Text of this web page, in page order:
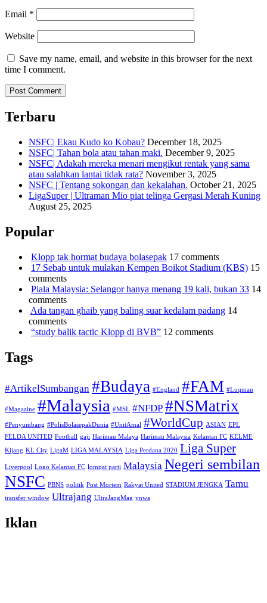
Email *
Website
Save my name, email, and website in this browser for the next
time I comment.
Terbaru
NSFC| Ekau Kudo ko Kobau? December 18, 2025
NSFC| Tahan bola atau tahan maki. December 9, 2025
NSFC| Adakah mereka menari mengikut rentak yang sama
atau salahkan lantai tidak rata? November 3, 2025
NSFC | Tentang sokongan dan kekalahan. October 21, 2025
LigaSuper | Ultraman Mio piat telinga Gergasi Merah Kuning
August 25, 2025
Popular
Klopp tak hormat budaya bolasepak 17 comments
17 Sebab untuk mulakan Kempen Boikot Stadium (KBS) 15
comments
Piala Malaysia: Selangor hanya menang 19 kali, bukan 33 14
comments
Ada tangan ghaib yang baling suar kedalam padang 14
comments
“study balik tactic Klopp di BVB” 12 comments
Tags
#ArtikelSumbangan #Budaya #England #FAM #Luqman
#Magazine #Malaysia #MSL #NFDP #NSMatrix
#Penyumbang #PolisBolasepakDunia #UnitAmal #WorldCup ASIAN EPL
FELDA UNITED Football gaji Harimau Malaya Harimau Malaysia Kelantan FC KELME
Kijang KL City LigaM LIGA MALAYSIA Liga Perdana 2020 Liga Super
Liverpool Logo Kelantan FC lompat parti Malaysia Negeri sembilan
NSFC PBNS politik Post Mortem Rakyat United STADIUM JENGKA Tamu
transfer window Ultrajang UltraJangMag ynwa
Iklan